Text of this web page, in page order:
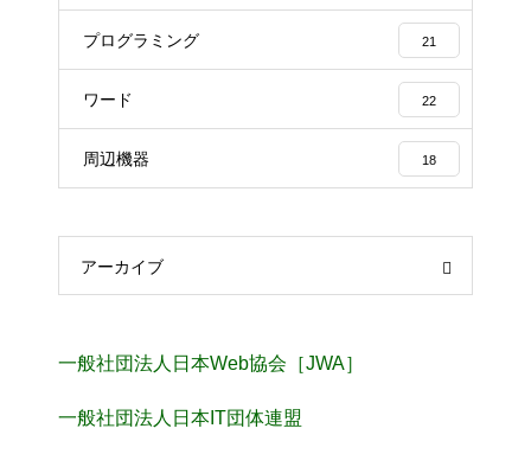
プログラミング 21
ワード 22
周辺機器 18
アーカイブ
一般社団法人日本Web協会［JWA］
一般社団法人日本IT団体連盟